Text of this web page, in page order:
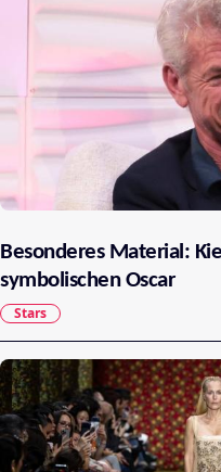
Besonderes Material:
symbolischen Oscar
Stars